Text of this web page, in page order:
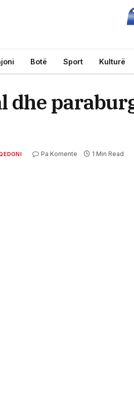
Botë Sport Kulturë
dhe
Pa Komente 1 Min Read